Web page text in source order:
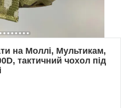
на Моллі, Мультикам,
тактичний чохол під